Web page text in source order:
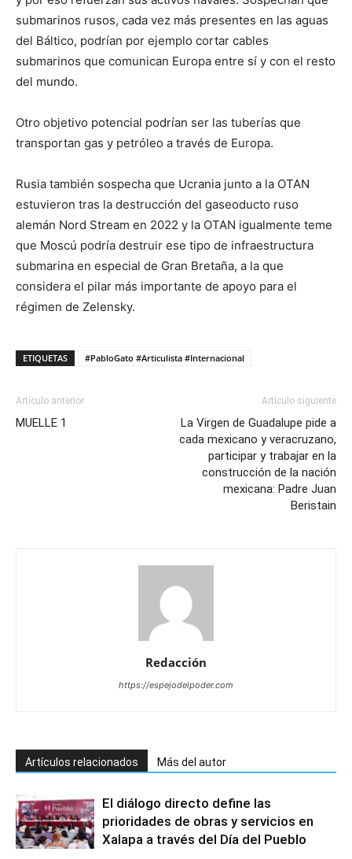
submarinos rusos, cada vez más presentes en las aguas
del Báltico, podrían por ejemplo cortar cables
submarinos que comunican Europa entre sí y con el resto
del mundo.
Otro objetivo potencial podrían ser las tuberías que
transportan gas y petróleo a través de Europa.
Rusia también sospecha que Ucrania junto a la OTAN
estuvieron tras la destrucción del gaseoducto ruso
alemán Nord Stream en 2022 y la OTAN igualmente teme
que Moscú podría destruir ese tipo de infraestructura
submarina en especial de Gran Bretaña, a la que
considera el pilar más importante de apoyo para el
régimen de Zelensky.
ETIQUETAS #PabloGato #Articulista #Internacional
Artículo anterior
MUELLE 1
Artículo siguiente
La Virgen de Guadalupe pide a
cada mexicano y veracruzano,
participar y trabajar en la
construcción de la nación
mexicana: Padre Juan
Beristain
Redacción
https://espejodelpoder.com
Artículos relacionados Más del autor
El diálogo directo define las
prioridades de obras y servicios en
Xalapa a través del Día del Pueblo